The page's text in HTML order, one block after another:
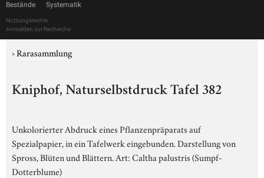
Bestände Systematik
Nutzungsrechte
Anmelden zur Recherche
›Rarasammlung
Kniphof, Naturselbstdruck Tafel 382
Unkolorierter Abdruck eines Pflanzenpräparats auf
Spezialpapier, in ein Tafelwerk eingebunden. Darstellung von
Spross, Blüten und Blättern. Art: Caltha palustris (Sumpf-
Dotterblume)